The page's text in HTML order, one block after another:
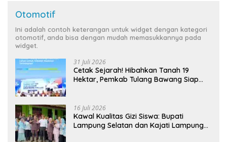
Otomotif
Ini adalah contoh keterangan untuk widget dengan kategori
otomotif, anda bisa dengan mudah memasukkannya pada
widget.
31 Juli 2026
Cetak Sejarah! Hibahkan Tanah 19
Hektar, Pemkab Tulang Bawang Siap
16 Juli 2026
Kawal Kualitas Gizi Siswa: Bupati
Lampung Selatan dan Kajati Lampung